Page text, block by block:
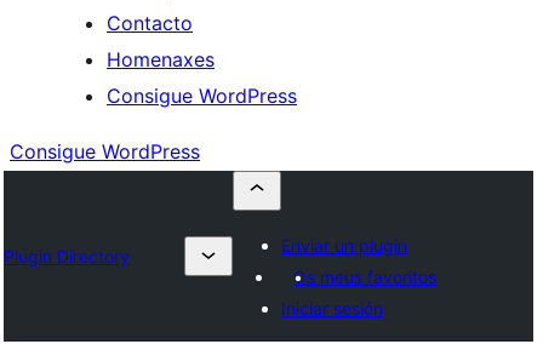
Contacto
Homenaxes
Consigue WordPress
Consigue WordPress
Plugin Directory
Enviar un plugin
Os meus favoritos
Iniciar sesión